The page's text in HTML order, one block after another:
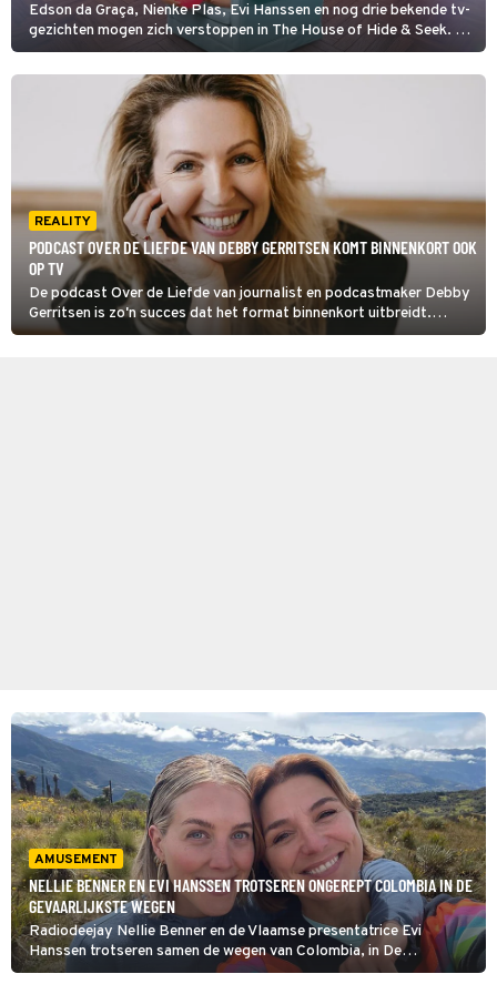
Edson da Graça, Nienke Plas, Evi Hanssen en nog drie bekende tv-
gezichten mogen zich verstoppen in The House of Hide & Seek. De
locatie is een soort uit de kluiten gewassen poppenhuis met maar
liefst honderd verstopplekken.
REALITY
PODCAST OVER DE LIEFDE VAN DEBBY GERRITSEN KOMT BINNENKORT OOK
OP TV
De podcast Over de Liefde van journalist en podcastmaker Debby
Gerritsen is zo'n succes dat het format binnenkort uitbreidt.
NET5 gaat er een vijfdelige serie van maken.
AMUSEMENT
NELLIE BENNER EN EVI HANSSEN TROTSEREN ONGEREPT COLOMBIA IN DE
GEVAARLIJKSTE WEGEN
Radiodeejay Nellie Benner en de Vlaamse presentatrice Evi
Hanssen trotseren samen de wegen van Colombia, in De
Gevaarlijkste Wegen. In 2022 gingen volkszanger René le Blanc en